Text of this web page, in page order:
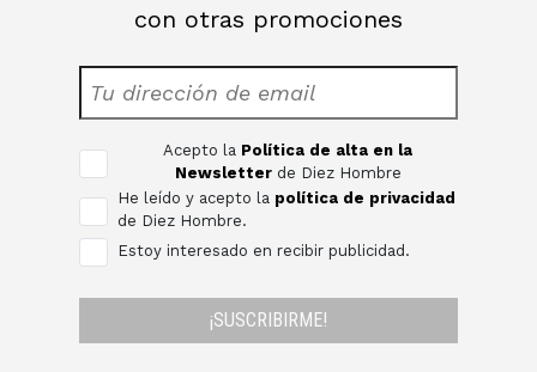
con otras promociones
Acepto la Política de alta en la
Newsletter de Diez Hombre
He leído y acepto la política de privacidad
de Diez Hombre.
Estoy interesado en recibir publicidad.
¡SUSCRIBIRME!